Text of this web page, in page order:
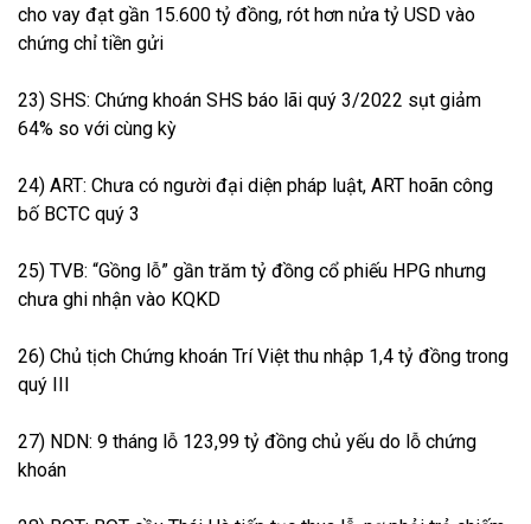
cho vay đạt gần 15.600 tỷ đồng, rót hơn nửa tỷ USD vào
chứng chỉ tiền gửi
23) SHS: Chứng khoán SHS báo lãi quý 3/2022 sụt giảm
64% so với cùng kỳ
24) ART: Chưa có người đại diện pháp luật, ART hoãn công
bố BCTC quý 3
25) TVB: “Gồng lỗ” gần trăm tỷ đồng cổ phiếu HPG nhưng
chưa ghi nhận vào KQKD
26) Chủ tịch Chứng khoán Trí Việt thu nhập 1,4 tỷ đồng trong
quý III
27) NDN: 9 tháng lỗ 123,99 tỷ đồng chủ yếu do lỗ chứng
khoán